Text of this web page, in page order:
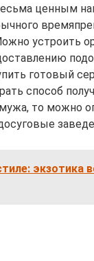
ценным
устроить
готовый
способ
то можно
экзотика